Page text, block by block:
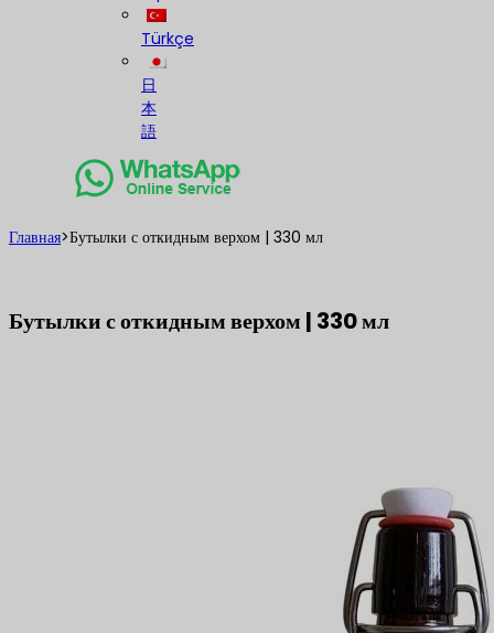
Türkçe
日
本
語
Главная>Бутылки с откидным верхом | 330 мл
Бутылки с откидным верхом | 330 мл